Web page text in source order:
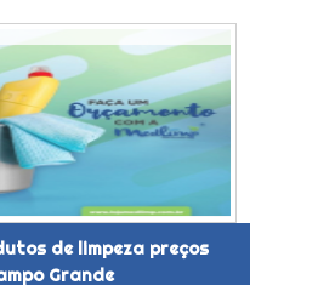
de limpeza preços
Grande